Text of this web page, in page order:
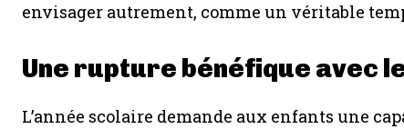
envisager autrement, comme un véritable
Une rupture bénéfique avec
L’année scolaire demande aux enfants une